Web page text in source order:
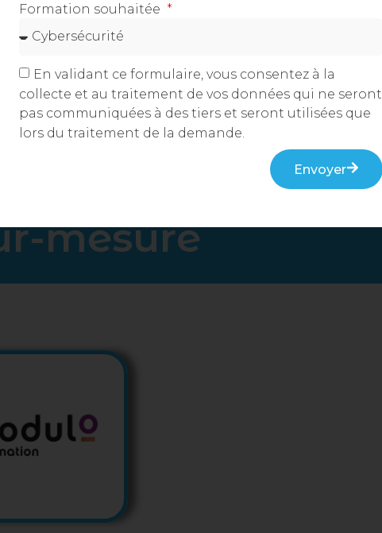
mesure
Formation souhaitée
En validant ce formulaire, vous consentez à la
collecte et au traitement de vos données qui ne seront
pas communiquées à des tiers et seront utilisées que
lors du traitement de la demande.
Envoyer